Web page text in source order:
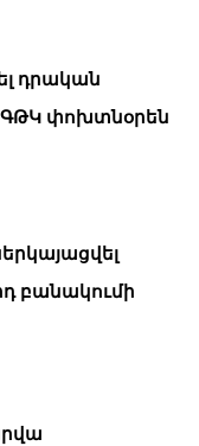
դրական
փոխտնօրեն
բանակումի